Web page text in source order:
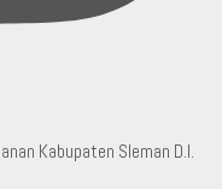
Kabupaten Sleman D.I.